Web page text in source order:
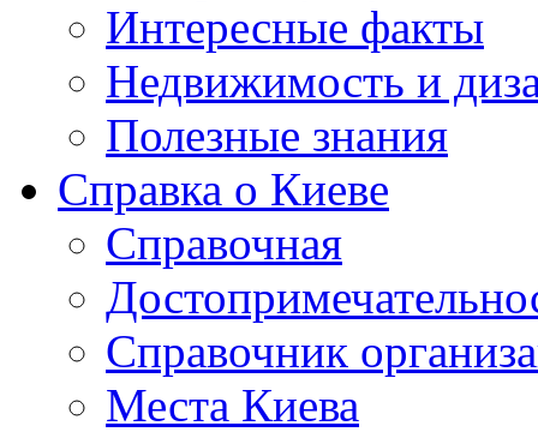
Интересные факты
Недвижимость и
Полезные знания
Справка о Киеве
Справочная
Справочник
Места Киева